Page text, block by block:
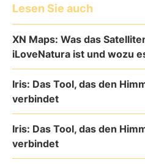
Lesen Sie auch
XN Maps: Was das
iLoveNatura ist und wozu
Iris: Das Tool, das den
verbindet
Iris: Das Tool, das den
verbindet